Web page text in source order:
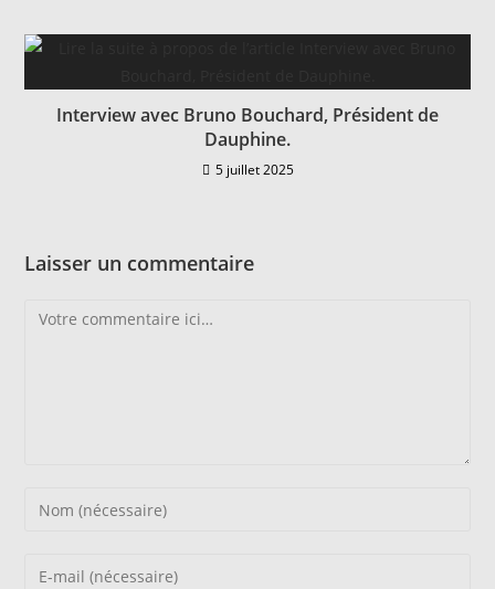
Interview avec Bruno Bouchard, Président de
Dauphine.
5 juillet 2025
Laisser un commentaire
Comment
Enter
Enter